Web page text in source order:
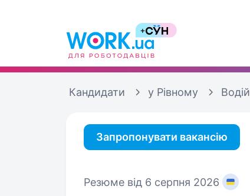
Кандидати у Рівному Водій
Запропонувати вакансію
Резюме від 6 серпня 2026